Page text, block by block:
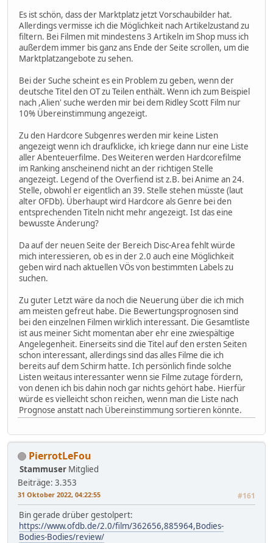
Es ist schön, dass der Marktplatz jetzt Vorschaubilder hat.
Allerdings vermisse ich die Möglichkeit nach Artikelzustand zu
filtern. Bei Filmen mit mindestens 3 Artikeln im Shop muss ich
außerdem immer bis ganz ans Ende der Seite scrollen, um die
Marktplatzangebote zu sehen.
Bei der Suche scheint es ein Problem zu geben, wenn der
deutsche Titel den OT zu Teilen enthält. Wenn ich zum Beispiel
nach ,Alien' suche werden mir bei dem Ridley Scott Film nur
10% Übereinstimmung angezeigt.
Zu den Hardcore Subgenres werden mir keine Listen
angezeigt wenn ich draufklicke, ich kriege dann nur eine Liste
aller Abenteuerfilme. Des Weiteren werden Hardcorefilme
im Ranking anscheinend nicht an der richtigen Stelle
angezeigt. Legend of the Overfiend ist z.B. bei Anime an 24.
Stelle, obwohl er eigentlich an 39. Stelle stehen müsste (laut
alter OFDb). Überhaupt wird Hardcore als Genre bei den
entsprechenden Titeln nicht mehr angezeigt. Ist das eine
bewusste Änderung?
Da auf der neuen Seite der Bereich Disc-Area fehlt würde
mich interessieren, ob es in der 2.0 auch eine Möglichkeit
geben wird nach aktuellen VÖs von bestimmten Labels zu
suchen.
Zu guter Letzt wäre da noch die Neuerung über die ich mich
am meisten gefreut habe. Die Bewertungsprognosen sind
bei den einzelnen Filmen wirklich interessant. Die Gesamtliste
ist aus meiner Sicht momentan aber ehr eine zwiespältige
Angelegenheit. Einerseits sind die Titel auf den ersten Seiten
schon interessant, allerdings sind das alles Filme die ich
bereits auf dem Schirm hatte. Ich persönlich finde solche
Listen weitaus interessanter wenn sie Filme zutage fördern,
von denen ich bis dahin noch gar nichts gehört habe. Hierfür
würde es vielleicht schon reichen, wenn man die Liste nach
Prognose anstatt nach Übereinstimmung sortieren könnte.
PierrotLeFou
Stammuser Mitglied
Beiträge: 3.353
31 Oktober 2022, 04:22:55 #161
Bin gerade drüber gestolpert:
https://www.ofdb.de/2.0/film/362656,885964,Bodies-
Bodies-Bodies/review/